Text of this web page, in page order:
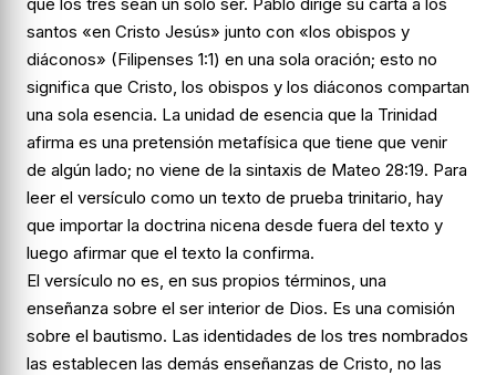
santos «en Cristo Jesús» junto con «los obispos y
diáconos» (Filipenses 1:1) en una sola oración; esto no
significa que Cristo, los obispos y los diáconos compartan
una sola esencia. La unidad de esencia que la Trinidad
afirma es una pretensión metafísica que tiene que venir
de algún lado; no viene de la sintaxis de Mateo 28:19. Para
leer el versículo como un texto de prueba trinitario, hay
que importar la doctrina nicena desde fuera del texto y
luego afirmar que el texto la confirma.
El versículo no es, en sus propios términos, una
enseñanza sobre el ser interior de Dios. Es una comisión
sobre el bautismo. Las identidades de los tres nombrados
las establecen las demás enseñanzas de Cristo, no las